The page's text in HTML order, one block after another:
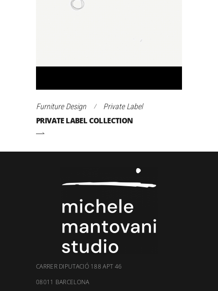
Furniture Design Private Label
PRIVATE LABEL COLLECTION
CARRER DIPUTACIÓ 188 APT 46
08011 BARCELONA